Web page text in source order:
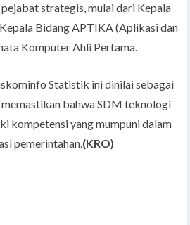
strategis, mulai dari Kepala
Bidang APTIKA (Aplikasi dan
Komputer Ahli Pertama.
Statistik ini dinilai sebagai
bahwa SDM teknologi
kompetensi yang mumpuni dalam
pemerintahan.(KRO)